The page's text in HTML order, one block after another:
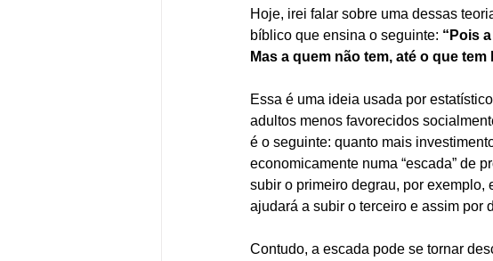
Hoje, irei falar sobre uma dessas
bíblico que ensina o seguinte: “Pois
Mas a quem não tem, até o que
Essa é uma ideia usada por
adultos menos favorecidos
é o seguinte: quanto mais
economicamente numa “escada” de
subir o primeiro degrau, por
ajudará a subir o terceiro e assim por
Contudo, a escada pode se tornar